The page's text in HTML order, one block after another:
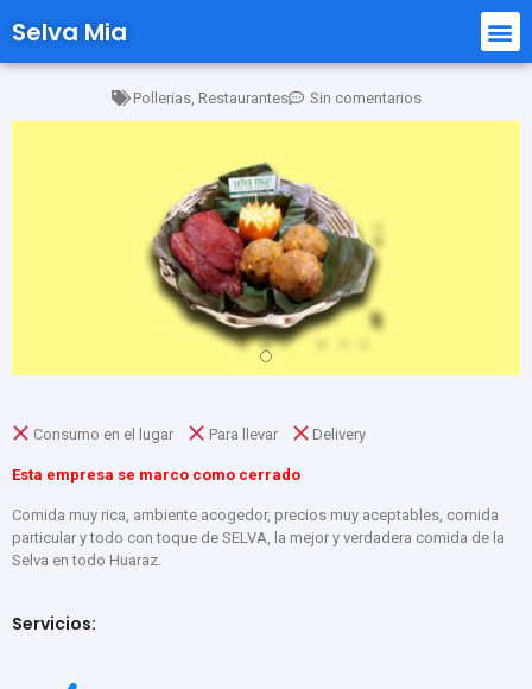
Selva Mia
Pollerias, Restaurantes Sin comentarios
Consumo en el lugar Para llevar Delivery
Esta empresa se marco como cerrado
Comida muy rica, ambiente acogedor, precios muy aceptables, comida
particular y todo con toque de SELVA, la mejor y verdadera comida de la
Selva en todo Huaraz.
Servicios: